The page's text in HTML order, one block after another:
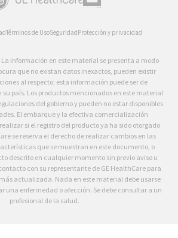
Términos de UsoSeguridadProtección y privacidad
La información en este material se presenta a modo
que no existan datos inexactos, pueden existir
al respecto; esta información puede ser de
país. Los productos mencionados en este material
del gobierno y pueden no estar disponibles
El embarque y la efectiva comercialización
si el registro del producto ya ha sido otorgado
se reserva el derecho de realizar cambios en las
que se muestran en este documento, o
descrito en cualquier momento sin previo aviso u
con su representante de GE HealthCare para
actualizada. Nada en este material debe usarse
una enfermedad o afección. Se debe consultar a un
profesional de la salud.